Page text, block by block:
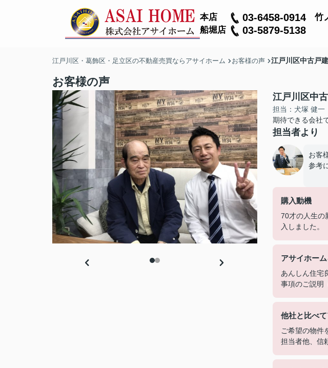
本店 03-6458-0914 竹
船堀店 03-5879-5138
江戸川区・葛飾区・足立区の不動産売買ならアサイホーム お客様の声 江戸川区中古戸
お客様の声
江戸川区中
担当：犬塚 健一
期待できる会社
担当者より
お客
参考
購入動機
70才の人生の
入しました。
アサイホー
あんしん住宅
事項のご説明
他社と比べ
ご希望の物件
担当者他、信